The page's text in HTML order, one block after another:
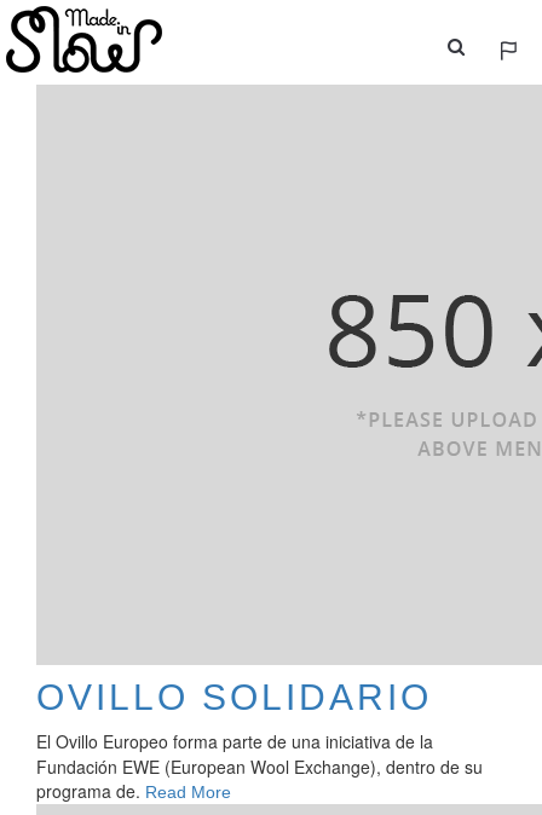
OVILLO SOLIDARIO
El Ovillo Europeo forma parte de una iniciativa de la
Fundación EWE (European Wool Exchange), dentro de su
programa de. Read More